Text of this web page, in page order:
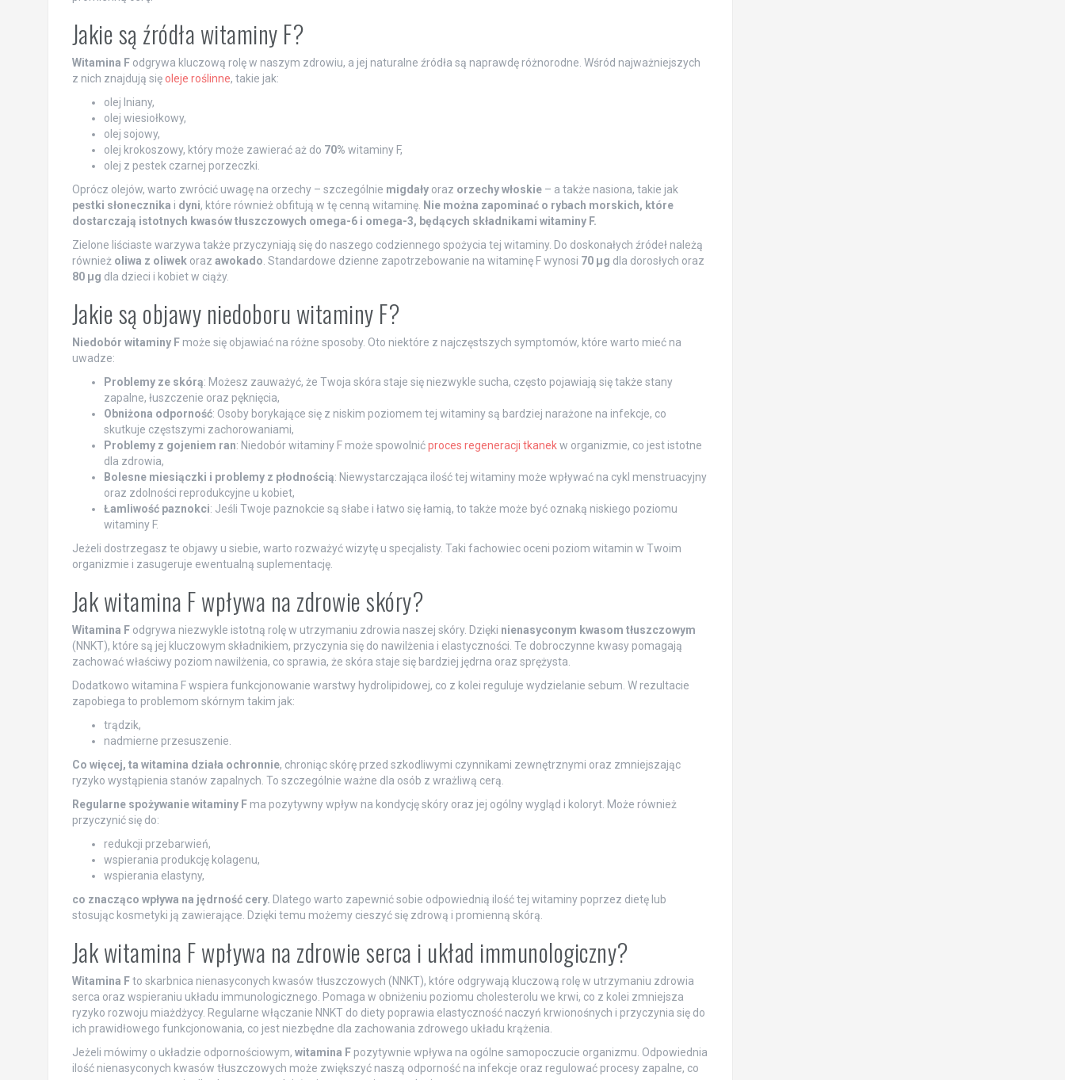
Jakie są źródła witaminy F?
Witamina Fodgrywa kluczową rolę w naszym zdrowiu, a jej naturalne źródła są naprawdę różnorodne. Wśród najważniejszych
z nich znajdują sięoleje roślinne, takie jak:
olej lniany,
olej wiesiołkowy,
olej sojowy,
olej krokoszowy, który może zawierać aż do 70% witaminy F,
olej z pestek czarnej porzeczki.
Oprócz olejów, warto zwrócić uwagę na orzechy – szczególnie migdałyoraz orzechy włoskie– a także nasiona, takie jak
pestki słonecznika i dyni, które również obfitują w tę cenną witaminę. Nie można zapominać o rybach morskich, które
dostarczają istotnych kwasów tłuszczowych omega-6 i omega-3, będących składnikami witaminy F.
Zielone liściaste warzywa także przyczyniają się do naszego codziennego spożycia tej witaminy. Do doskonałych źródeł należą
również oliwa z oliwekoraz awokado. Standardowe dzienne zapotrzebowanie na witaminę F wynosi 70 µg dla dorosłych oraz
80 µg dla dzieci i kobiet w ciąży.
Jakie są objawy niedoboru witaminy F?
Niedobór witaminy Fmoże się objawiać na różne sposoby. Oto niektóre z najczęstszych symptomów, które warto mieć na
uwadze:
Problemy ze skórą: Możesz zauważyć, że Twoja skóra staje się niezwykle sucha, często pojawiają się także stany
zapalne, łuszczenie oraz pęknięcia,
Obniżona odporność: Osoby borykające się z niskim poziomem tej witaminy są bardziej narażone na infekcje, co
skutkuje częstszymi zachorowaniami,
Problemy z gojeniem ran: Niedobór witaminy F może spowolnićproces regeneracji tkanekw organizmie, co jest istotne
dla zdrowia,
Bolesne miesiączki i problemy z płodnością: Niewystarczająca ilość tej witaminy może wpływać na cykl menstruacyjny
oraz zdolności reprodukcyjne u kobiet,
Łamliwość paznokci: Jeśli Twoje paznokcie są słabe i łatwo się łamią, to także może być oznaką niskiego poziomu
witaminy F.
Jeżeli dostrzegasz te objawy u siebie, warto rozważyć wizytę u specjalisty. Taki fachowiec oceni poziom witamin w Twoim
organizmie i zasugeruje ewentualną suplementację.
Jak witamina F wpływa na zdrowie skóry?
Witamina Fodgrywa niezwykle istotną rolę w utrzymaniu zdrowia naszej skóry. Dzięki nienasyconym kwasom tłuszczowym
(NNKT), które są jej kluczowym składnikiem, przyczynia się do nawilżenia i elastyczności. Te dobroczynne kwasy pomagają
zachować właściwy poziom nawilżenia, co sprawia, że skóra staje się bardziej jędrna oraz sprężysta.
Dodatkowo witamina F wspiera funkcjonowanie warstwy hydrolipidowej, co z kolei reguluje wydzielanie sebum. W rezultacie
zapobiega to problemom skórnym takim jak:
trądzik,
nadmierne przesuszenie.
Co więcej, ta witamina działa ochronnie, chroniąc skórę przed szkodliwymi czynnikami zewnętrznymi oraz zmniejszając
ryzyko wystąpienia stanów zapalnych. To szczególnie ważne dla osób z wrażliwą cerą.
Regularne spożywanie witaminy Fma pozytywny wpływ na kondycję skóry oraz jej ogólny wygląd i koloryt. Może również
przyczynić się do:
redukcji przebarwień,
wspierania produkcję kolagenu,
wspierania elastyny,
co znacząco wpływa na jędrność cery. Dlatego warto zapewnić sobie odpowiednią ilość tej witaminy poprzez dietę lub
stosując kosmetyki ją zawierające. Dzięki temu możemy cieszyć się zdrową i promienną skórą.
Jak witamina F wpływa na zdrowie serca i układ immunologiczny?
Witamina Fto skarbnica nienasyconych kwasów tłuszczowych (NNKT), które odgrywają kluczową rolę w utrzymaniu zdrowia
serca oraz wspieraniu układu immunologicznego. Pomaga w obniżeniu poziomu cholesterolu we krwi, co z kolei zmniejsza
ryzyko rozwoju miażdżycy. Regularne włączanie NNKT do diety poprawia elastyczność naczyń krwionośnych i przyczynia się do
ich prawidłowego funkcjonowania, co jest niezbędne dla zachowania zdrowego układu krążenia.
Jeżeli mówimy o układzie odpornościowym, witamina Fpozytywnie wpływa na ogólne samopoczucie organizmu. Odpowiednia
ilość nienasyconych kwasów tłuszczowych może zwiększyć naszą odporność na infekcje oraz regulować procesy zapalne, co